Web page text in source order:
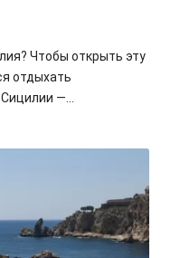
Чтобы открыть эту
отдыхать
—…